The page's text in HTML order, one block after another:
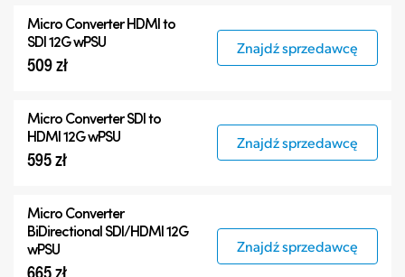
Micro ConverterHDMI to
SDI 12G wPSU
509 zł
Znajdź sprzedawcę
Micro ConverterSDI to
HDMI 12G wPSU
595 zł
Znajdź sprzedawcę
Micro Converter
BiDirectional SDI/HDMI 12G
wPSU
665 zł
Znajdź sprzedawcę